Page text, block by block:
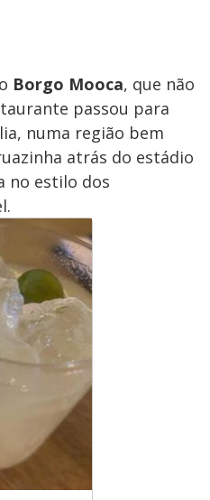
Borgo Mooca, que não
passou para
numa região bem
atrás do estádio
no estilo dos